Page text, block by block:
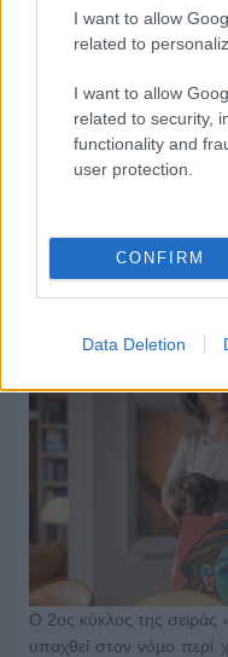
I want to allow
related to
I want to allow
related to security,
functionality and
user protection.
CONFIRM
Data Deletion
ΕΠΙΣΗΜΑΣΜΕΝΟ ΜΕ:
σειράς
02/01/2026
Ο 2ος κύκλος της σειράς
υπαχθεί στον νόμο